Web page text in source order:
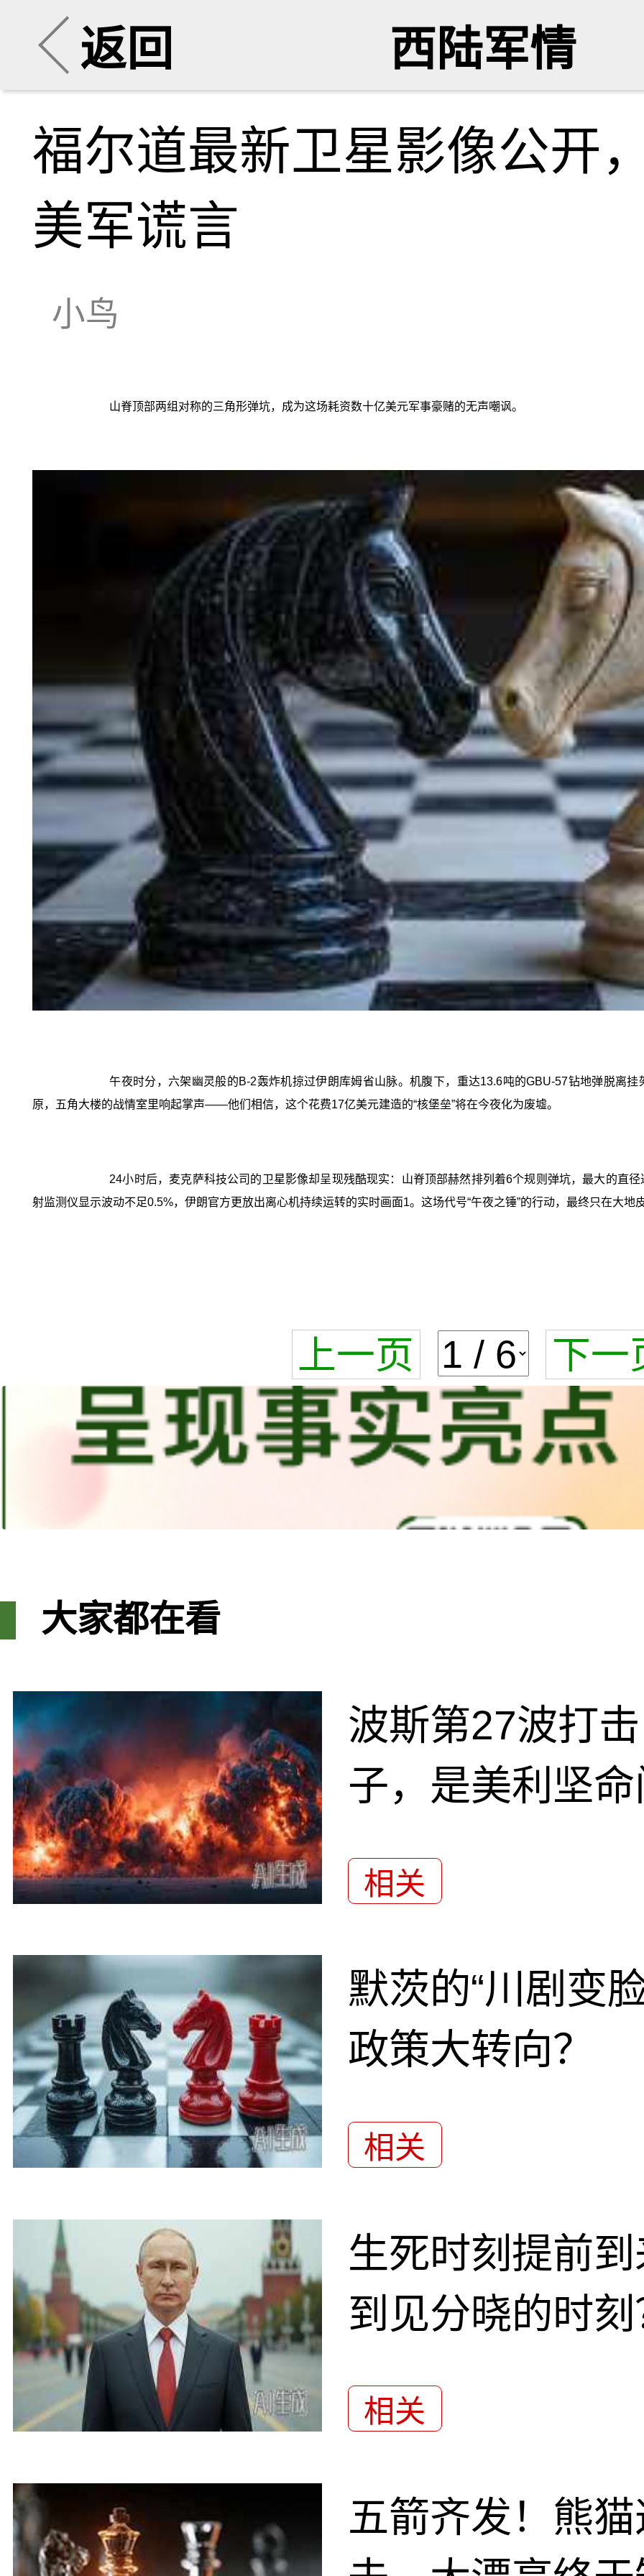
返回 西陆军情
福尔道最新卫星影像公开
美军谎言
小鸟
山脊顶部两组对称的三角形弹坑，成为这场耗资数十亿美元军事豪赌的无声嘲讽。
午夜时分，六架幽灵般的B-2轰炸机掠过伊朗库姆省山脉。机腹下，重达13.6吨的GBU-57钻地弹脱离
原，五角大楼的战情室里响起掌声——他们相信，这个花费17亿美元建造的“核堡垒”将在今夜化为废墟。
24小时后，麦克萨科技公司的卫星影像却呈现残酷现实：山脊顶部赫然排列着6个规则弹坑，最大的直
射监测仪显示波动不足0.5%，伊朗官方更放出离心机持续运转的实时画面1。这场代号“午夜之锤”的行动，最终只在大地
上一页 下一
大家都在看
波斯第27波打
子，是美利坚
相关
默茨的“川剧变
政策大转向？
相关
生死时刻提前
到见分晓的时
相关
五箭齐发！熊